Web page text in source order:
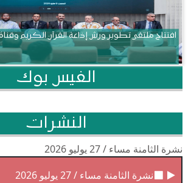
افتتاح ملتقى تطوير ورش إذاعة القرآن الكريم
الفيس بوك
النشرات
نشرة الثامنة مساء / 27 يوليو 2026
نشرة الثامنة مساء / 27 يوليو 2026